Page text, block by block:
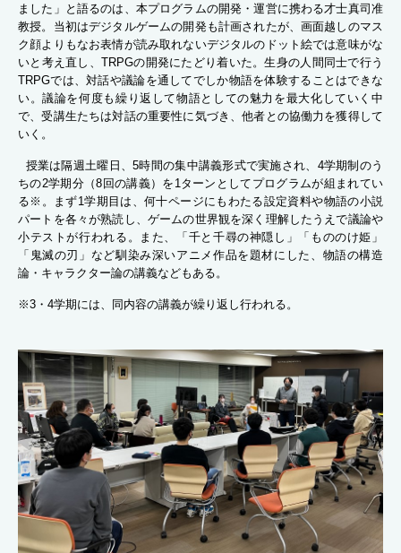
ました」と語るのは、本プログラムの開発・運営に携わる才士真司准
教授。当初はデジタルゲームの開発も計画されたが、画面越しのマス
ク顔よりもなお表情が読み取れないデジタルのドット絵では意味がな
いと考え直し、TRPGの開発にたどり着いた。生身の人間同士で行う
TRPGでは、対話や議論を通してでしか物語を体験することはできな
い。議論を何度も繰り返して物語としての魅力を最大化していく中
で、受講生たちは対話の重要性に気づき、他者との協働力を獲得して
いく。
授業は隔週土曜日、5時間の集中講義形式で実施され、4学期制のう
ちの2学期分（8回の講義）を1ターンとしてプログラムが組まれてい
る※。まず1学期目は、何十ページにもわたる設定資料や物語の小説
パートを各々が熟読し、ゲームの世界観を深く理解したうえで議論や
小テストが行われる。また、「千と千尋の神隠し」「もののけ姫」
「鬼滅の刃」など馴染み深いアニメ作品を題材にした、物語の構造
論・キャラクター論の講義などもある。
※3・4学期には、同内容の講義が繰り返し行われる。